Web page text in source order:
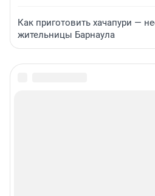
Как приготовить хачапури —
жительницы Барнаула